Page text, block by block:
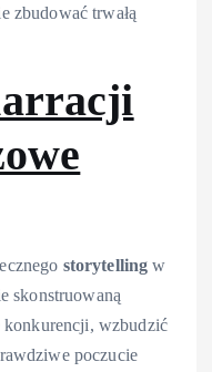
zbudować trwałą
storytelling w
skonstruowaną
konkurencji, wzbudzić
poczucie